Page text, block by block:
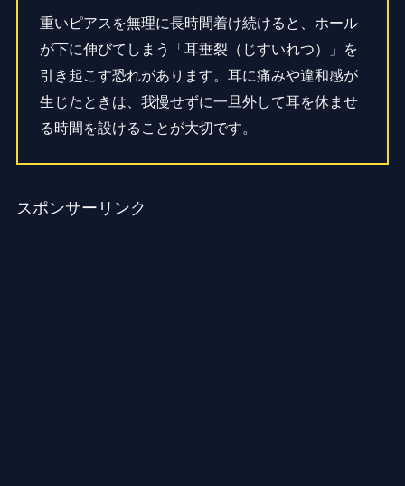
重いピアスを無理に長時間着け続けると、ホール
が下に伸びてしまう「耳垂裂（じすいれつ）」を
引き起こす恐れがあります。耳に痛みや違和感が
生じたときは、我慢せずに一旦外して耳を休ませ
る時間を設けることが大切です。
スポンサーリンク